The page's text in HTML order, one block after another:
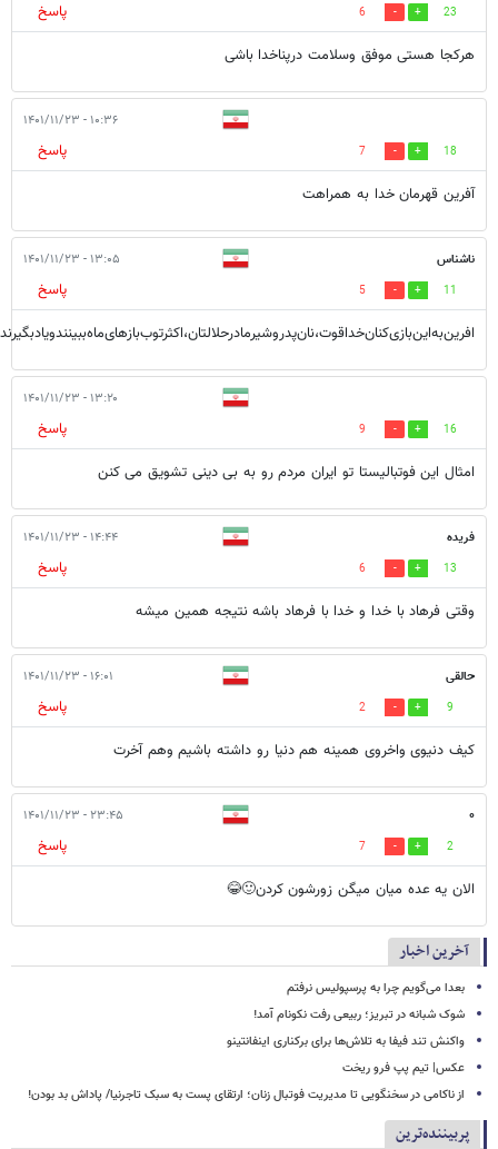
23
6
پاسخ
هرکجا هستی موفق وسلامت درپناخدا باشی
۱۰:۳۶ - ۱۴۰۱/۱۱/۲۳
18
7
پاسخ
آفرین قهرمان خدا به همراهت
ناشناس ۱۳:۰۵ - ۱۴۰۱/۱۱/۲۳
11
5
پاسخ
۱۳:۲۰ - ۱۴۰۱/۱۱/۲۳
16
9
پاسخ
امثال این فوتبالیستا تو ایران مردم رو به بی دینی تشویق می کنن
فریده ۱۴:۴۴ - ۱۴۰۱/۱۱/۲۳
13
6
پاسخ
وقتی فرهاد با خدا و خدا با فرهاد باشه نتیجه همین میشه
حالقی ۱۶:۰۱ - ۱۴۰۱/۱۱/۲۳
9
2
پاسخ
کیف دنیوی واخروی همینه هم دنیا رو داشته باشیم وهم آخرت
۰ ۲۳:۴۵ - ۱۴۰۱/۱۱/۲۳
2
7
پاسخ
الان یه عده میان میگن زورشون کردن🙂😂
آخرین اخبار
بعدا می‌گویم چرا به پرسپولیس نرفتم
شوک شبانه در تبریز؛ ربیعی رفت نکونام آمد!
واکنش تند فیفا به تلاش‌ها برای برکناری اینفانتینو
عکس| تیم پپ فرو ریخت
از ناکامی در سخنگویی تا مدیریت فوتبال زنان؛ ارتقای پست به سبک تاجرنیا/ پاداش بد بودن!
پربیننده‌ترین